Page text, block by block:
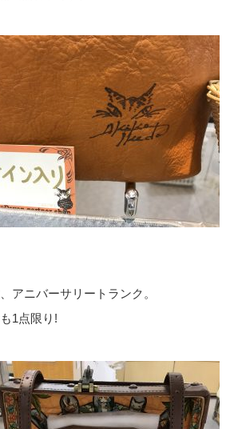
アニバーサリートランク。
1点限り!